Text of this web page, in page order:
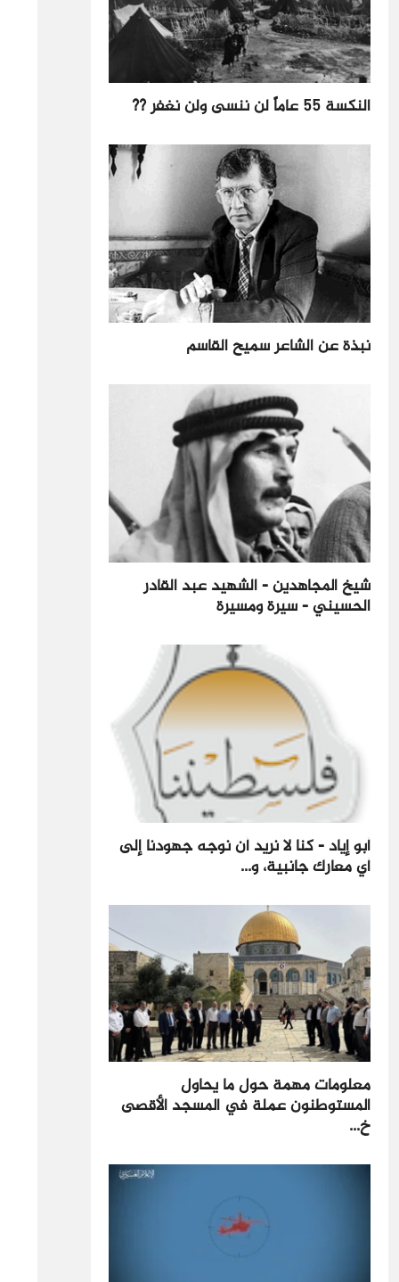
النكسة 55 عاماً لن ننسى ولن نغفر ??
نبذة عن الشاعر سميح القاسم
شيخ المجاهدين - الشهيد عبد القادر
الحسيني - سيرة ومسيرة
أبو إياد - كنا لا نريد أن نوجه جهودنا إلى
أي معارك جانبية، و...
معلومات مهمة حول ما يحاول
المستوطنون عملة في المسجد الأقصى
خ...